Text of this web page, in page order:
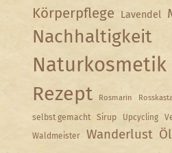
Körperpflege Lavendel
Nachhaltigkeit
Naturkosmetik
Rezept Rosmarin
selbst gemacht Sirup Upcycling
Waldmeister
Wanderlust